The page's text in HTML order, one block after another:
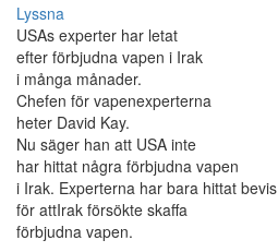
Lyssna
USAs experter har letat
efter förbjudna vapen i Irak
i många månader.
Chefen för vapenexperterna
heter David Kay.
Nu säger han att USA inte
har hittat några förbjudna vapen
i Irak. Experterna har bara hittat bevis
för attIrak försökte skaffa
förbjudna vapen.